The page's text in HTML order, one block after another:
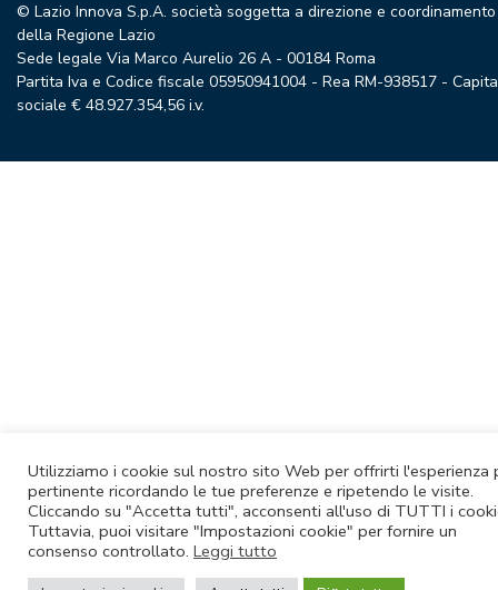
© Lazio Innova S.p.A. società soggetta a direzione e coordinamento
della Regione Lazio
Sede legale Via Marco Aurelio 26 A - 00184 Roma
Partita Iva e Codice fiscale 05950941004 - Rea RM-938517 -
sociale € 48.927.354,56 i.v.
Utilizziamo i cookie sul nostro sito Web per offrirti l'esperienza
pertinente ricordando le tue preferenze e ripetendo le visite.
Cliccando su "Accetta tutti", acconsenti all'uso di TUTTI i
Tuttavia, puoi visitare "Impostazioni cookie" per fornire un
consenso controllato. Leggi tutto